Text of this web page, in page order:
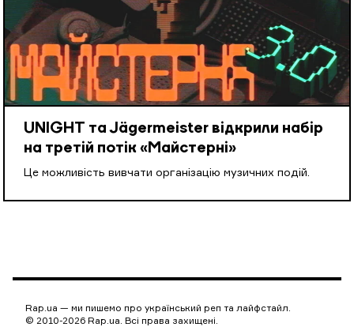
UNIGHT та Jägermeister відкрили набір
на третій потік «Майстерні»
Це можливість вивчати організацію музичних подій.
Rap.ua — ми пишемо про український реп та лайфстайл.
© 2010-2026 Rap.ua. Всі права захищені.